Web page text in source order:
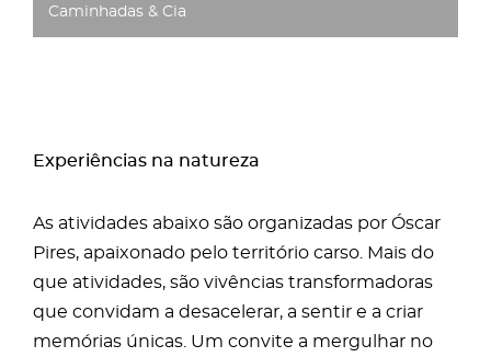
Caminhadas & Cia
Experiências na natureza
As atividades abaixo são organizadas por Óscar
Pires, apaixonado pelo território carso. Mais do
que atividades, são vivências transformadoras
que convidam a desacelerar, a sentir e a criar
memórias únicas. Um convite a mergulhar no